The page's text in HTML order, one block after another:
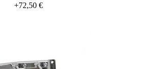
+72,50 €